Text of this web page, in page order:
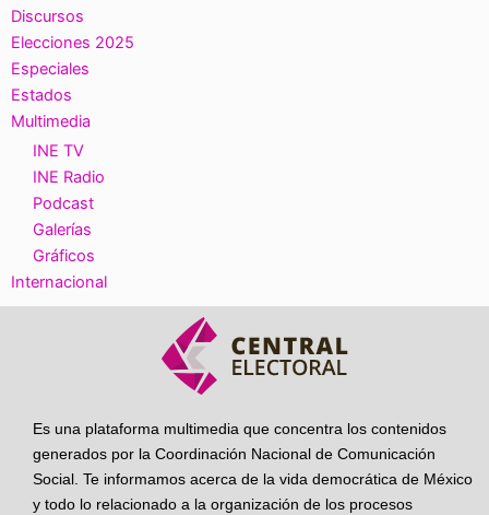
Discursos
Elecciones 2025
Especiales
Estados
Multimedia
INE TV
INE Radio
Podcast
Galerías
Gráficos
Internacional
Es una plataforma multimedia que concentra los contenidos
generados por la Coordinación Nacional de Comunicación
Social. Te informamos acerca de la vida democrática de México
y todo lo relacionado a la organización de los procesos